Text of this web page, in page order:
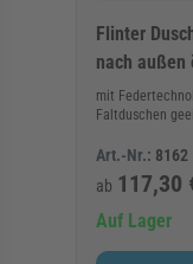
Flinter
nach außen
mit
Faltduschen
Art.-Nr.: 8162
ab 117,30
Auf Lager